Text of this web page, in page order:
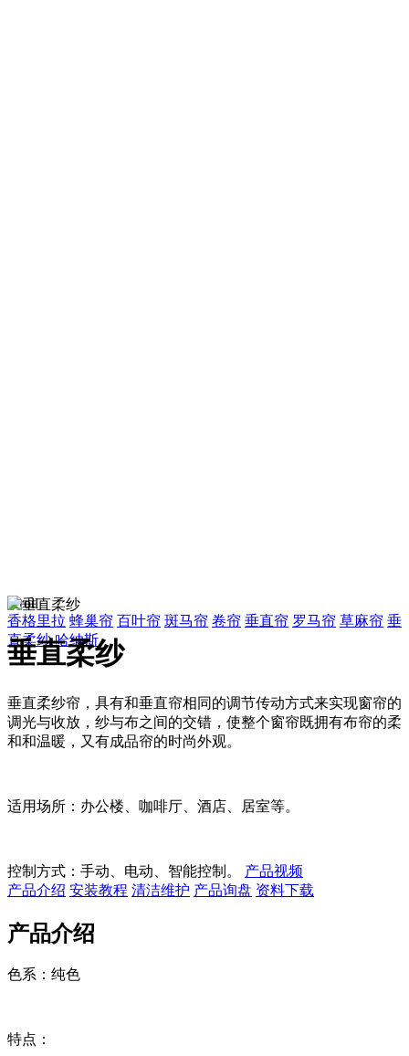
scroll
香格里拉 蜂巢帘 百叶帘 斑马帘 卷帘 垂直帘 罗马帘 草麻帘 垂
直柔纱 哈纳斯
垂直柔纱
垂直柔纱帘，具有和垂直帘相同的调节传动方式来实现窗帘的
调光与收放，纱与布之间的交错，使整个窗帘既拥有布帘的柔
和和温暖，又有成品帘的时尚外观。
适用场所：办公楼、咖啡厅、酒店、居室等。
控制方式：手动、电动、智能控制。 产品视频
产品介绍 安装教程 清洁维护 产品询盘 资料下载
产品介绍
色系：纯色
特点：